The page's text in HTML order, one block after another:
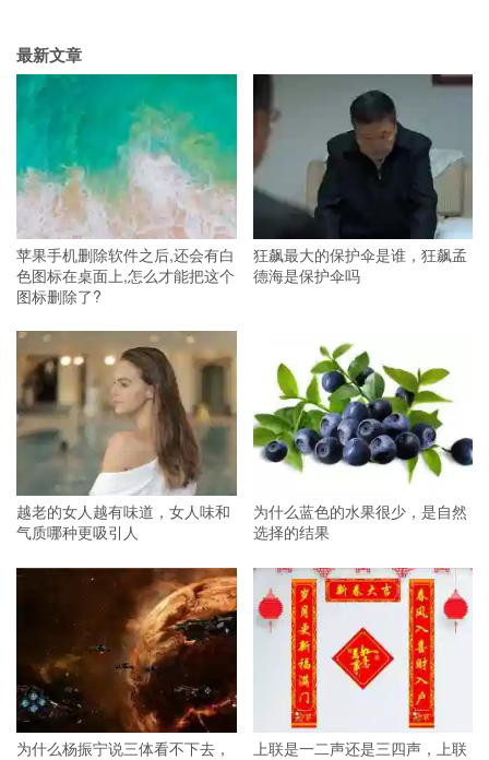
最新文章
苹果手机删除软件之后,还会有白
色图标在桌面上,怎么才能把这个
图标删除了?
狂飙最大的保护伞是谁，狂飙孟
德海是保护伞吗
越老的女人越有味道，女人味和
气质哪种更吸引人
为什么蓝色的水果很少，是自然
选择的结果
为什么杨振宁说三体看不下去，
上联是一二声还是三四声，上联